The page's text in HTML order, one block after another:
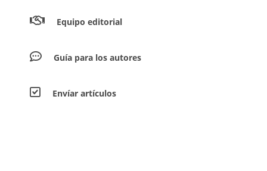
Equipo editorial
Guía para los autores
Envíar artículos